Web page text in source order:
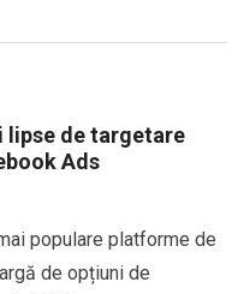
lipse de targetare
Ads
populare platforme de
de opțiuni de